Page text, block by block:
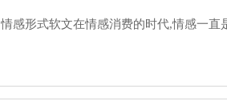
情感形式软文在情感消费的时代,情感一